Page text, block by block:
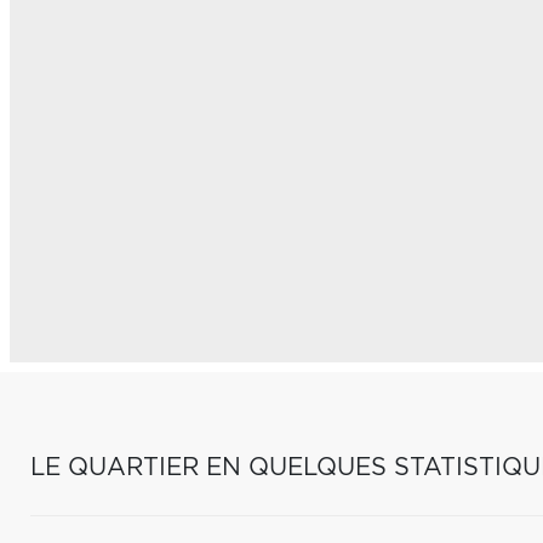
LE QUARTIER EN QUELQUES